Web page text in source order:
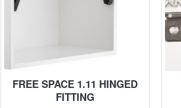
FREE SPACE 1.11 HINGED
FITTING